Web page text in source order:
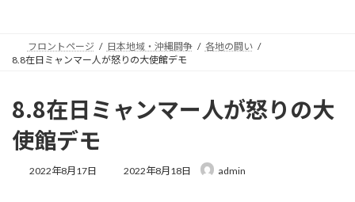
フロントページ 日本地域・沖縄闘争
各地の闘い
8.8在日ミャンマー人が怒りの大使館デモ
8.8在日ミャンマー人が怒りの大
使館デモ
2022年8月17日
最
2022年8月18日 admin